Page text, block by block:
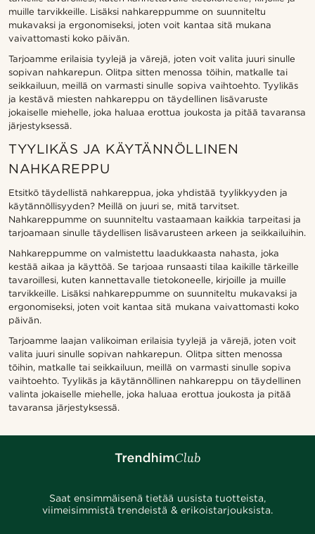
muille tarvikkeille. Lisäksi nahkareppumme on suunniteltu
mukavaksi ja ergonomiseksi, joten voit kantaa sitä mukana
vaivattomasti koko päivän.
Tarjoamme erilaisia tyylejä ja värejä, joten voit valita juuri sinulle
sopivan nahkarepun. Olitpa sitten menossa töihin, matkalle tai
seikkailuun, meillä on varmasti sinulle sopiva vaihtoehto. Tyylikäs
ja kestävä miesten nahkareppu on täydellinen lisävaruste
jokaiselle miehelle, joka haluaa erottua joukosta ja pitää tavaransa
järjestyksessä.
TYYLIKÄS JA KÄYTÄNNÖLLINEN
NAHKAREPPU
Etsitkö täydellistä nahkareppua, joka yhdistää tyylikkyyden ja
käytännöllisyyden? Meillä on juuri se, mitä tarvitset.
Nahkareppumme on suunniteltu vastaamaan kaikkia tarpeitasi ja
tarjoamaan sinulle täydellisen lisävarusteen arkeen ja seikkailuihin.
Nahkareppumme on valmistettu laadukkaasta nahasta, joka
kestää aikaa ja käyttöä. Se tarjoaa runsaasti tilaa kaikille tärkeille
tavaroillesi, kuten kannettavalle tietokoneelle, kirjoille ja muille
tarvikkeille. Lisäksi nahkareppumme on suunniteltu mukavaksi ja
ergonomiseksi, joten voit kantaa sitä mukana vaivattomasti koko
päivän.
Tarjoamme laajan valikoiman erilaisia tyylejä ja värejä, joten voit
valita juuri sinulle sopivan nahkarepun. Olitpa sitten menossa
töihin, matkalle tai seikkailuun, meillä on varmasti sinulle sopiva
vaihtoehto. Tyylikäs ja käytännöllinen nahkareppu on täydellinen
valinta jokaiselle miehelle, joka haluaa erottua joukosta ja pitää
tavaransa järjestyksessä.
Saat ensimmäisenä tietää uusista tuotteista,
viimeisimmistä trendeistä & erikoistarjouksista.